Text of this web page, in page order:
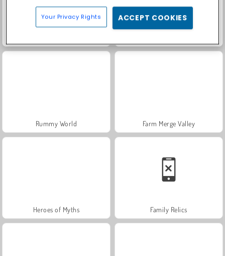
Rummy World Farm Merge Valley
Heroes of Myths Family Relics
Your Privacy Rights ACCEPT COOKIES